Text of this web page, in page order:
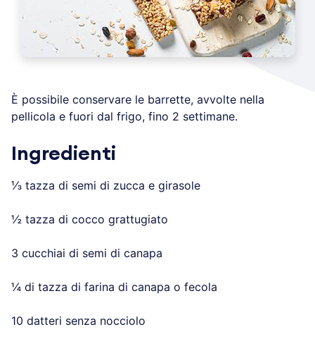
È possibile conservare le barrette, avvolte nella
pellicola e fuori dal frigo, fino 2 settimane.
Ingredienti
⅓ tazza di semi di zucca e girasole
½ tazza di cocco grattugiato
3 cucchiai di semi di canapa
¼ di tazza di farina di canapa o fecola
10 datteri senza nocciolo